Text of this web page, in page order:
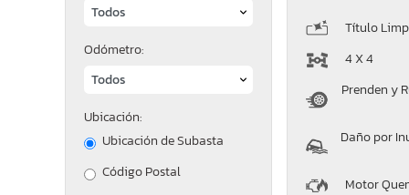
Odómetro:
Ubicación:
Ubicación de Subasta
Código Postal
Título
4 X 4
Prenden y
Daño por
Motor